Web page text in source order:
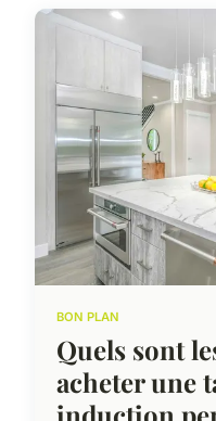
BON PLAN
Quels sont
acheter une